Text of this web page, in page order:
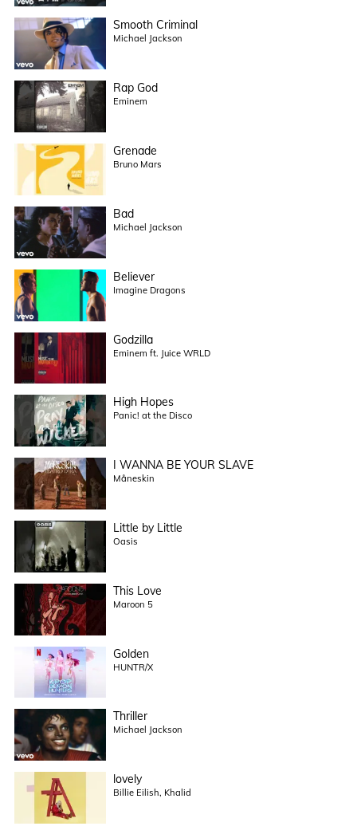
Smooth Criminal
Michael Jackson
Rap God
Eminem
Grenade
Bruno Mars
Bad
Michael Jackson
Believer
Imagine Dragons
Godzilla
Eminem ft. Juice WRLD
High Hopes
Panic! at the Disco
I WANNA BE YOUR SLAVE
Måneskin
Little by Little
Oasis
This Love
Maroon 5
Golden
HUNTR/X
Thriller
Michael Jackson
lovely
Billie Eilish, Khalid